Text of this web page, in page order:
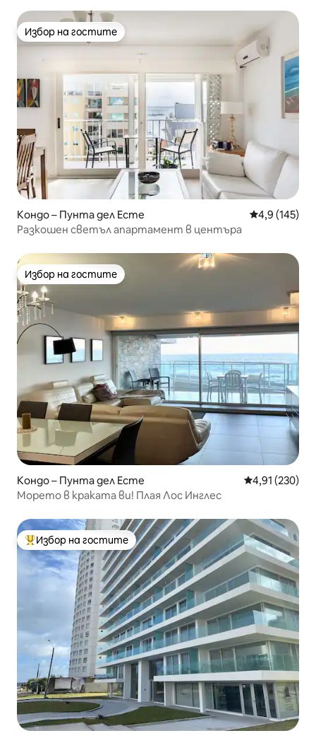
Избор на гостите
Избор на гостите
Кондо – Пунта дел Есте Средна
4,9 (145)
Разкошен светъл апартамент в центъра
Избор на гостите
Избор на гостите
Кондо – Пунта дел Есте Средна
4,91 (230)
Морето в краката ви! Плая Лос Инглес
Най-популярен избор на гостите
Избор на гостите